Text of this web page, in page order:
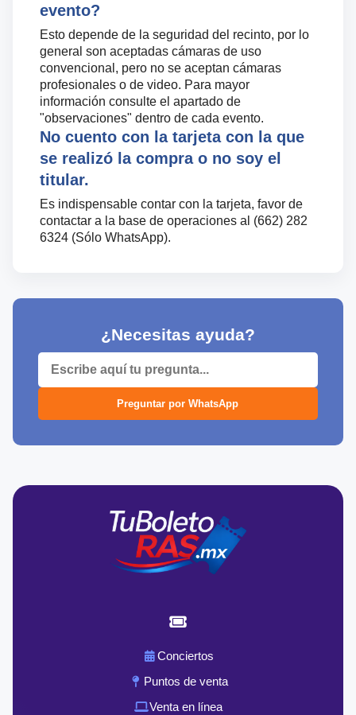
evento?
Esto depende de la seguridad del recinto, por lo
general son aceptadas cámaras de uso
convencional, pero no se aceptan cámaras
profesionales o de video. Para mayor
información consulte el apartado de
"observaciones" dentro de cada evento.
No cuento con la tarjeta con la que
se realizó la compra o no soy el
titular.
Es indispensable contar con la tarjeta, favor de
contactar a la base de operaciones al (662) 282
6324 (Sólo WhatsApp).
¿Necesitas ayuda?
Preguntar por WhatsApp
Conciertos
Puntos de venta
Venta en línea